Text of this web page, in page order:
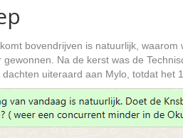
bovendrijven is natuurlijk,
Na de kerst was de
uiteraard aan Mylo, totdat het